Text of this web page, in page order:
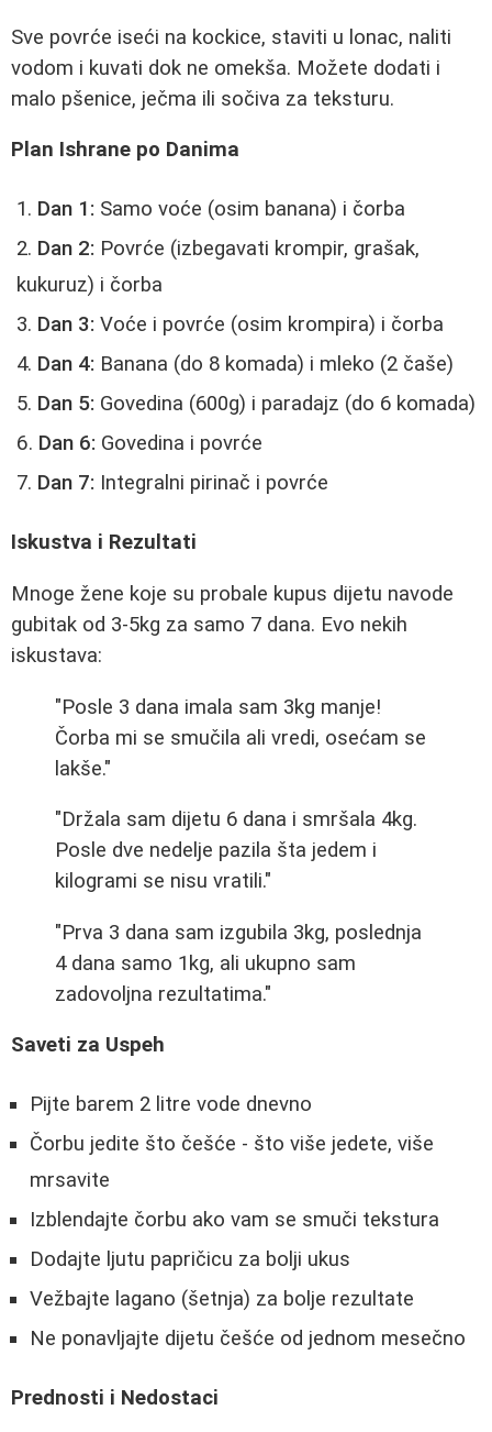
Sve povrće iseći na kockice, staviti u lonac, naliti
vodom i kuvati dok ne omekša. Možete dodati i
malo pšenice, ječma ili sočiva za teksturu.
Plan Ishrane po Danima
Dan 1: Samo voće (osim banana) i čorba
Dan 2: Povrće (izbegavati krompir, grašak,
kukuruz) i čorba
Dan 3: Voće i povrće (osim krompira) i čorba
Dan 4: Banana (do 8 komada) i mleko (2 čaše)
Dan 5: Govedina (600g) i paradajz (do 6 komada)
Dan 6: Govedina i povrće
Dan 7: Integralni pirinač i povrće
Iskustva i Rezultati
Mnoge žene koje su probale kupus dijetu navode
gubitak od 3-5kg za samo 7 dana. Evo nekih
iskustava:
"Posle 3 dana imala sam 3kg manje!
Čorba mi se smučila ali vredi, osećam se
lakše."
"Držala sam dijetu 6 dana i smršala 4kg.
Posle dve nedelje pazila šta jedem i
kilogrami se nisu vratili."
"Prva 3 dana sam izgubila 3kg, poslednja
4 dana samo 1kg, ali ukupno sam
zadovoljna rezultatima."
Saveti za Uspeh
Pijte barem 2 litre vode dnevno
Čorbu jedite što češće - što više jedete, više
mrsavite
Izblendajte čorbu ako vam se smuči tekstura
Dodajte ljutu papričicu za bolji ukus
Vežbajte lagano (šetnja) za bolje rezultate
Ne ponavljajte dijetu češće od jednom mesečno
Prednosti i Nedostaci